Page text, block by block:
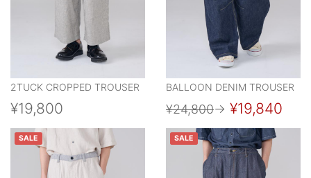
2TUCK CROPPED TROUSER
¥19,800
BALLOON DENIM TROUSER
¥24,800→ ¥19,840
SALE SALE